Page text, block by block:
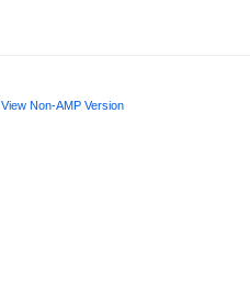
View Non-AMP Version